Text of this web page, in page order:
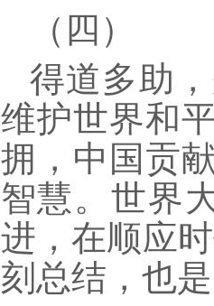
（四）
得道多助
维护世界和
拥，中国贡
智慧。世界
进，在顺应
刻总结，也